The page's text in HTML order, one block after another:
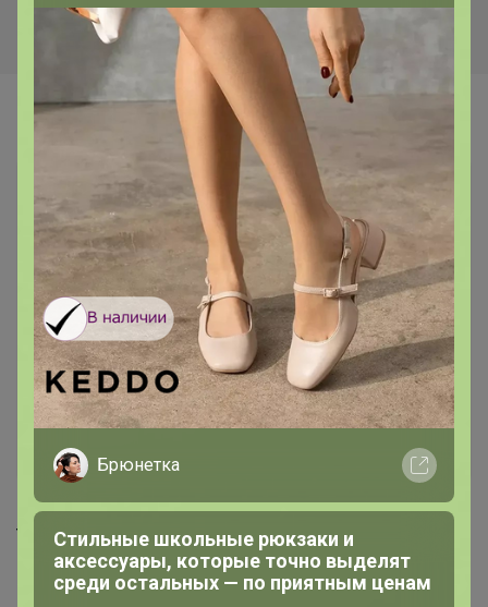
Самые желанные
359р
Трико на манжете М11502а
166р
Трусы М10004х
Брюнетка
Стильные школьные рюкзаки и
аксессуары, которые точно выделят
среди остальных — по приятным ценам